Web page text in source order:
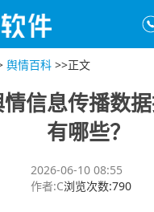
舆情百科 >>正文
信息传播数
有哪些？
2026-06-10 08:55
作者:C浏览次数:790